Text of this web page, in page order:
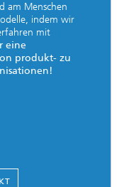
am Menschen
indem wir
mit
eine
produkt- zu